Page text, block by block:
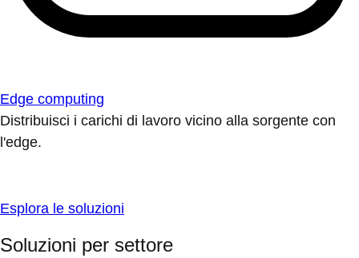
Edge computing
Distribuisci i carichi di lavoro vicino alla sorgente con
l'edge.
Esplora le soluzioni
Soluzioni per settore